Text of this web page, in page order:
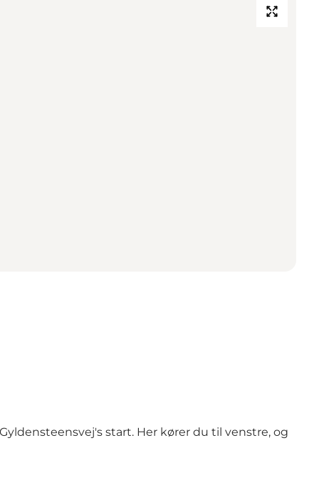
start. Her kører du til venstre, og